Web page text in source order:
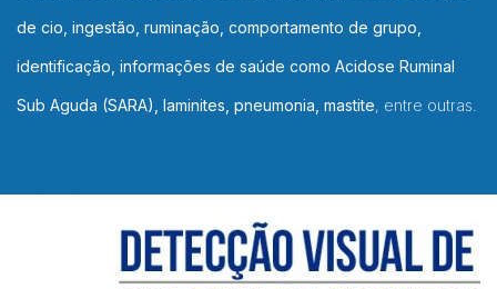
de cio, ingestão, ruminação, comportamento de grupo,
identificação, informações de saúde como Acidose Ruminal
Sub Aguda (SARA), laminites, pneumonia, mastite, entre outras.